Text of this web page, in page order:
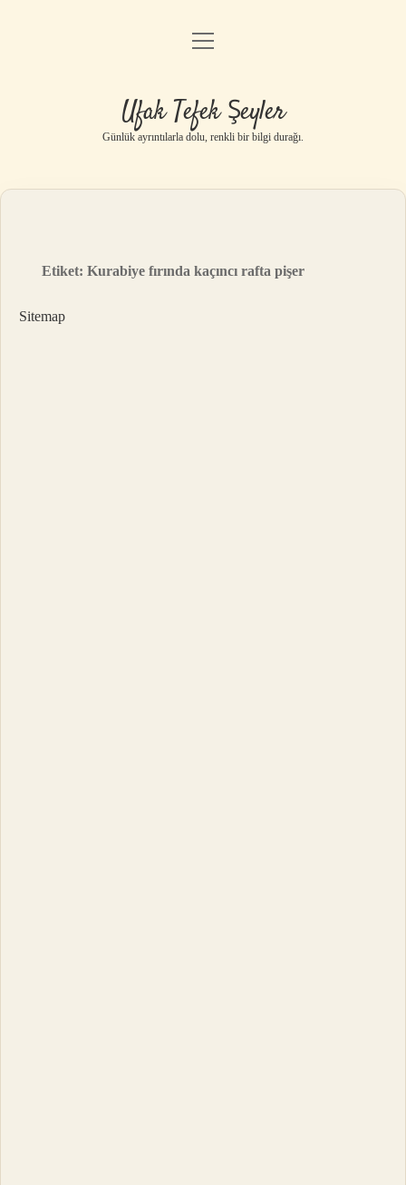
Anasayfa
Yasal Uyarı
menüyü
Ufak Tefek Şeyler
Günlük ayrıntılarla dolu, renkli bir bilgi durağı.
Etiket:Kurabiye fırında kaçıncı rafta pişer
Sitemap